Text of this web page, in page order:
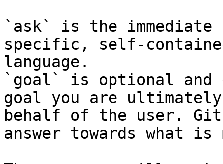
`ask` is the
specific, self-
language.
`goal` is optional and
goal you are
behalf of the user.
answer towards what